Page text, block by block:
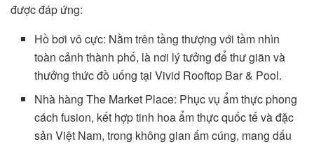
được đáp ứng:
Hồ bơi vô cực: Nằm trên tầng thượng với tầm nhìn
toàn cảnh thành phố, là nơi lý tưởng để thư giãn và
thưởng thức đồ uống tại Vivid Rooftop Bar & Pool.
Nhà hàng The Market Place: Phục vụ ẩm thực phong
cách fusion, kết hợp tinh hoa ẩm thực quốc tế và đặc
sản Việt Nam, trong không gian ấm cúng, mang dấu